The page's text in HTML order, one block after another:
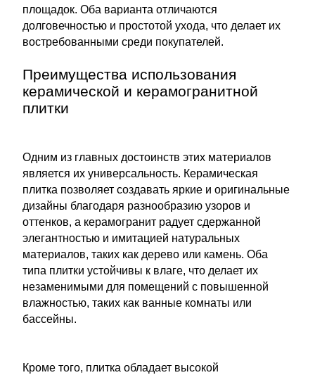
площадок. Оба варианта отличаются
долговечностью и простотой ухода, что делает их
востребованными среди покупателей.
Преимущества использования
керамической и керамогранитной
плитки
Одним из главных достоинств этих материалов
является их универсальность. Керамическая
плитка позволяет создавать яркие и оригинальные
дизайны благодаря разнообразию узоров и
оттенков, а керамогранит радует сдержанной
элегантностью и имитацией натуральных
материалов, таких как дерево или камень. Оба
типа плитки устойчивы к влаге, что делает их
незаменимыми для помещений с повышенной
влажностью, таких как ванные комнаты или
бассейны.
Кроме того, плитка обладает высокой